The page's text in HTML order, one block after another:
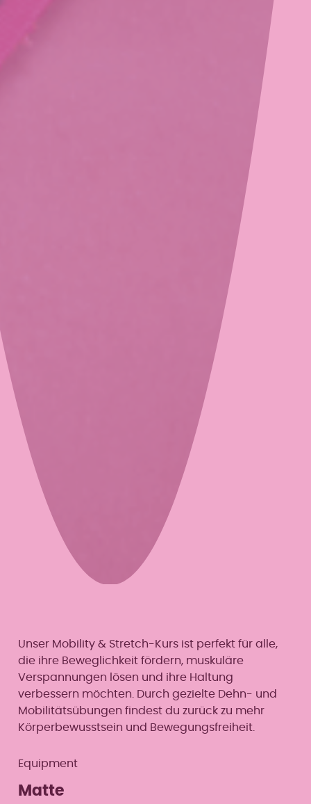
Unser Mobility & Stretch-Kurs ist perfekt für alle,
die ihre Beweglichkeit fördern, muskuläre
Verspannungen lösen und ihre Haltung
verbessern möchten. Durch gezielte Dehn- und
Mobilitätsübungen findest du zurück zu mehr
Körperbewusstsein und Bewegungsfreiheit.
Equipment
Matte